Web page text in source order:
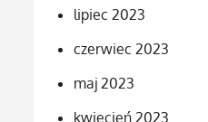
lipiec 2023
czerwiec 2023
maj 2023
kwiecień 2023